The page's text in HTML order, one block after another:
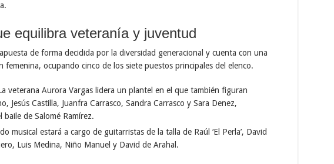
equilibra veteranía y juventud
de forma decidida por la diversidad generacional y cuenta con una
femenina, ocupando cinco de los siete puestos principales del elenco.
veterana Aurora Vargas lidera un plantel en el que también figuran
Jesús Castilla, Juanfra Carrasco, Sandra Carrasco y Sara Denez,
baile de Salomé Ramírez.
musical estará a cargo de guitarristas de la talla de Raúl ‘El Perla’, David
Luis Medina, Niño Manuel y David de Arahal.